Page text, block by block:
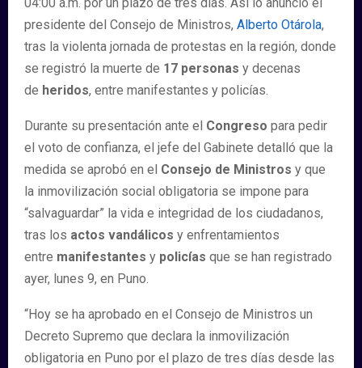
presidente del Consejo de Ministros, Alberto Otárola,
tras la violenta jornada de protestas en la región, donde
se registró la muerte de 17 personas y decenas
de heridos, entre manifestantes y policías.
Durante su presentación ante el Congreso para pedir
el voto de confianza, el jefe del Gabinete detalló que la
medida se aprobó en el Consejo de Ministros y que
la inmovilización social obligatoria se impone para
“salvaguardar” la vida e integridad de los ciudadanos,
tras los actos vandálicos y enfrentamientos
entre manifestantes y policías que se han registrado
ayer, lunes 9, en Puno.
“Hoy se ha aprobado en el Consejo de Ministros un
Decreto Supremo que declara la inmovilización
obligatoria en Puno por el plazo de tres días desde las